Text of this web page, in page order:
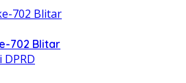
702 Blitar